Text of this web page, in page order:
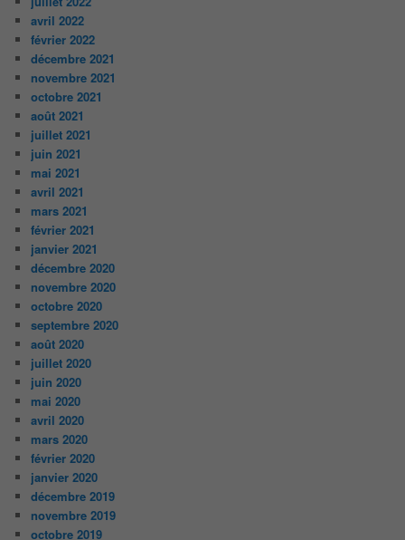
avril 2022
février 2022
décembre 2021
novembre 2021
octobre 2021
août 2021
juillet 2021
juin 2021
mai 2021
avril 2021
mars 2021
février 2021
janvier 2021
décembre 2020
novembre 2020
octobre 2020
septembre 2020
août 2020
juillet 2020
juin 2020
mai 2020
avril 2020
mars 2020
février 2020
janvier 2020
décembre 2019
novembre 2019
octobre 2019